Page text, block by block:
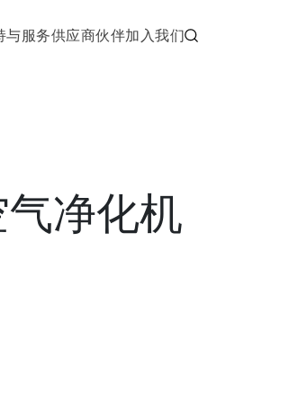
与服务供应商伙伴加入我们
净化机